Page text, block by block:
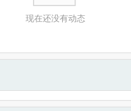
现在还没有动态